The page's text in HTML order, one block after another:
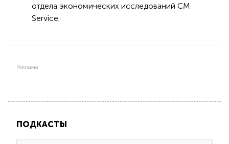
отдела экономических исследований CM
Service.
Реклама
ПОДКАСТЫ